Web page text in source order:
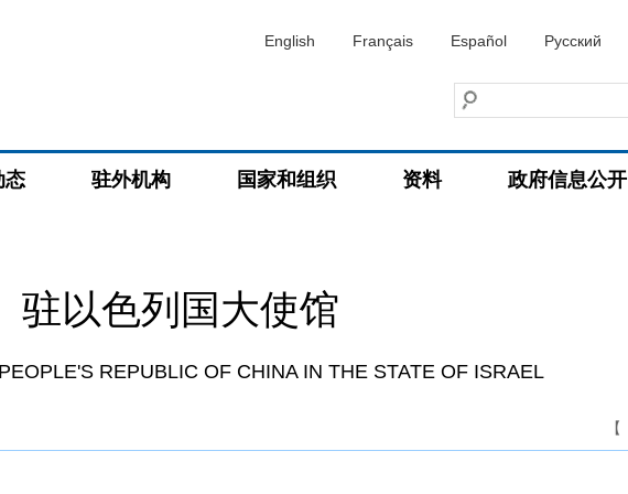
English Français Español Русский
态 驻外机构 国家和组织 资料 政府信息公开
驻以色列国大使馆
REPUBLIC OF CHINA IN THE STATE OF ISRAEL
【